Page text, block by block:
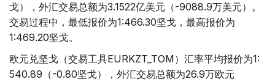
戈），外汇交易总额为3.1522亿美元（-9088.9万美元）。
交易过程中，最低报价为1:466.30坚戈，最高报价为
1:469.20坚戈。
欧元兑坚戈（交易工具EURKZT_TOM）汇率平均报价为1:
540.89（-0.80坚戈），外汇交易总额为26.9万欧元